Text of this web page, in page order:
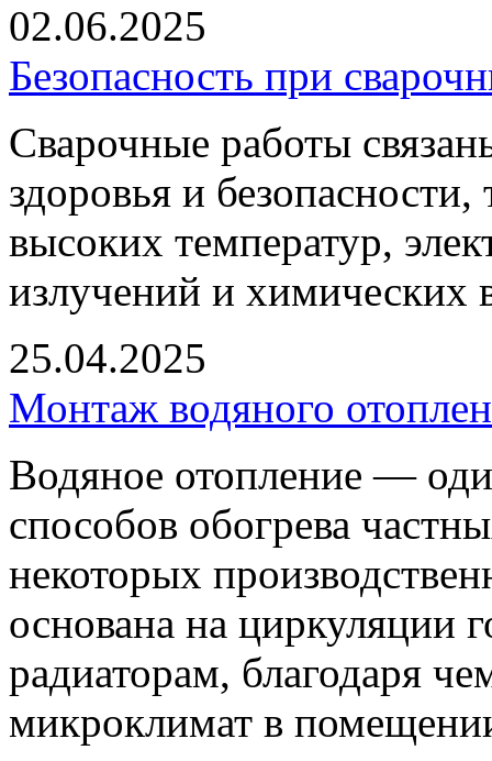
02.06.2025
Безопасность при
Сварочные работы
здоровья и
высоких температур,
излучений и химических
25.04.2025
Монтаж водяного
Водяное отопление —
способов обогрева
некоторых
основана на циркуляции
радиаторам, благодаря
микроклимат в